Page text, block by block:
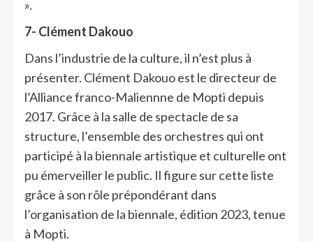
».
7- Clément Dakouo
Dans l’industrie de la culture, il n’est plus à
présenter. Clément Dakouo est le directeur de
l’Alliance franco-Maliennne de Mopti depuis
2017. Grâce à la salle de spectacle de sa
structure, l’ensemble des orchestres qui ont
participé à la biennale artistique et culturelle ont
pu émerveiller le public. Il figure sur cette liste
grâce à son rôle prépondérant dans
l’organisation de la biennale, édition 2023, tenue
à Mopti.